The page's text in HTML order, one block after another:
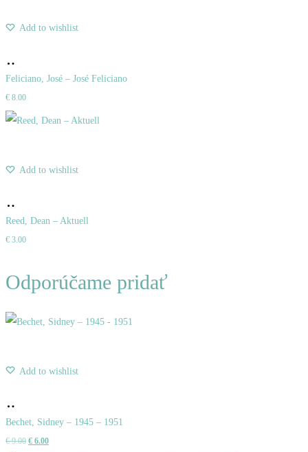
Add to wishlist
do
košíka
Feliciano, José – José Feliciano
€ 8.00
Add to wishlist
do
košíka
Reed, Dean – Aktuell
€ 3.00
Odporúčame pridať
Add to wishlist
do
košíka
Bechet, Sidney – 1945 – 1951
€9.00 Pôvodná
€ 6.00Aktuálna